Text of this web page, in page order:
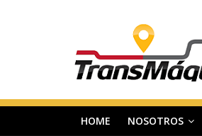
r
aHOME NOSOTROS